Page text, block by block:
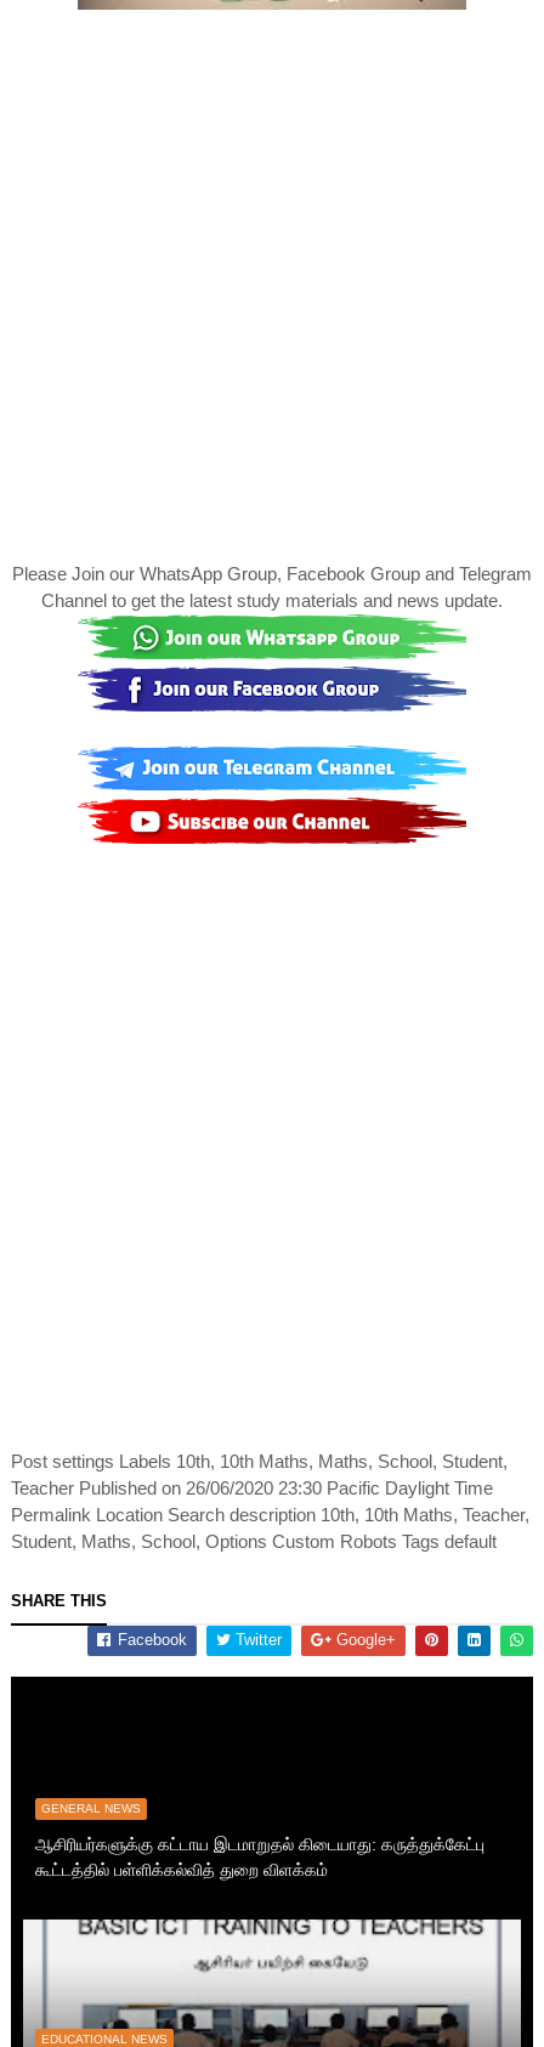
Please Join our WhatsApp Group, Facebook Group and Telegram
Channel to get the latest study materials and news update.
Post settings Labels 10th, 10th Maths, Maths, School, Student,
Teacher Published on 26/06/2020 23:30 Pacific Daylight Time
Permalink Location Search description 10th, 10th Maths, Teacher,
Student, Maths, School, Options Custom Robots Tags default
SHARE THIS
Facebook Twitter Google+
GENERAL NEWS
ஆசிரியர்களுக்கு கட்டாய இடமாறுதல் கிடையாது: கருத்துக்கேட்பு
கூட்டத்தில் பள்ளிக்கல்வித் துறை விளக்கம்
EDUCATIONAL NEWS